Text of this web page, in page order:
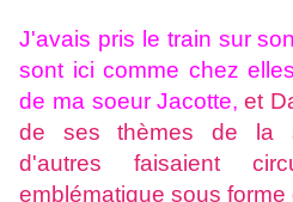
J'avais pris le train sur
sont ici comme chez
de ma soeur Jacotte, et
de ses thèmes de la
d'autres faisaient
emblématique sous forme